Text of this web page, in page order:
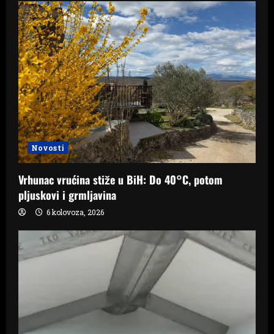
Novosti
Vrhunac vrućina stiže u BiH: Do 40°C, potom
pljuskovi i grmljavina
6 kolovoza, 2026